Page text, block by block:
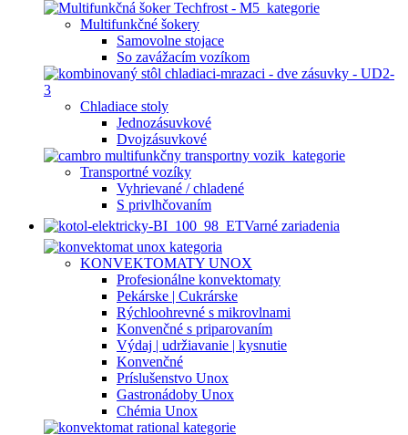
Multifunkčné šokery
Samovolne stojace
So zavážacím vozíkom
Chladiace stoly
Jednozásuvkové
Dvojzásuvkové
Transportné vozíky
Vyhrievané / chladené
S privlhčovaním
Varné zariadenia
KONVEKTOMATY UNOX
Profesionálne konvektomaty
Pekárske | Cukrárske
Rýchloohrevné s mikrovlnami
Konvenčné s priparovaním
Výdaj | udržiavanie | kysnutie
Konvenčné
Príslušenstvo Unox
Gastronádoby Unox
Chémia Unox